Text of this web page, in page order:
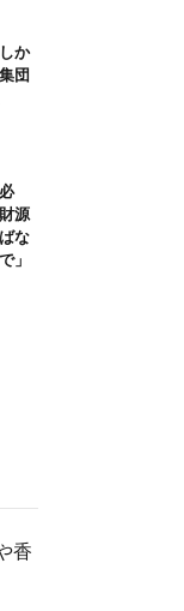
か
団
源
な
」
香